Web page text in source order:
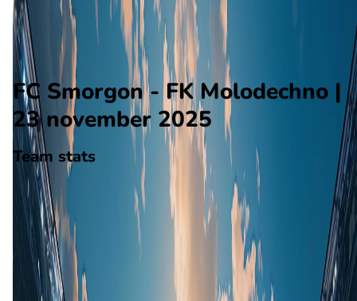
Opstellingen
Voorspelling
Voorbeschouwing
FC Smorgon - FK Molodechno |
23 november 2025
Team stats
FC Smorgon
FC Smorgon
FK Molodechno
FK Molodechno
aantal goals